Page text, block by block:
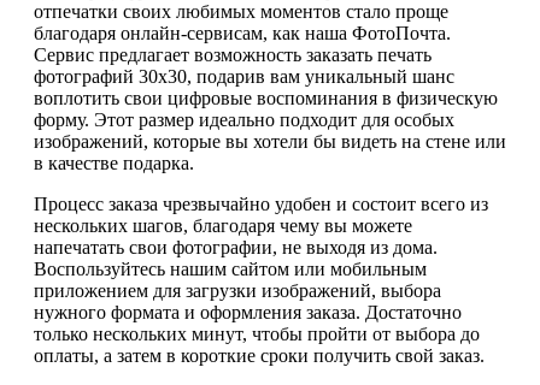
отпечатки своих любимых моментов стало проще
благодаря онлайн-сервисам, как наша ФотоПочта.
Сервис предлагает возможность заказать печать
фотографий 30х30, подарив вам уникальный шанс
воплотить свои цифровые воспоминания в физическую
форму. Этот размер идеально подходит для особых
изображений, которые вы хотели бы видеть на стене или
в качестве подарка.
Процесс заказа чрезвычайно удобен и состоит всего из
нескольких шагов, благодаря чему вы можете
напечатать свои фотографии, не выходя из дома.
Воспользуйтесь нашим сайтом или мобильным
приложением для загрузки изображений, выбора
нужного формата и оформления заказа. Достаточно
только нескольких минут, чтобы пройти от выбора до
оплаты, а затем в короткие сроки получить свой заказ.